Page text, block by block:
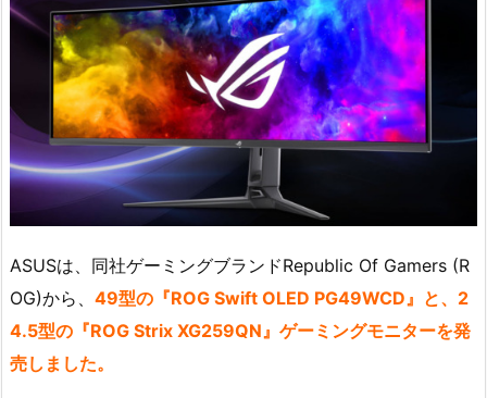
ASUSは、同社ゲーミングブランドRepublic Of Gamers (R
OG)から、 49型の『ROG Swift OLED PG49WCD』と、2
4.5型の『ROG Strix XG259QN』ゲーミングモニターを発
売しました。